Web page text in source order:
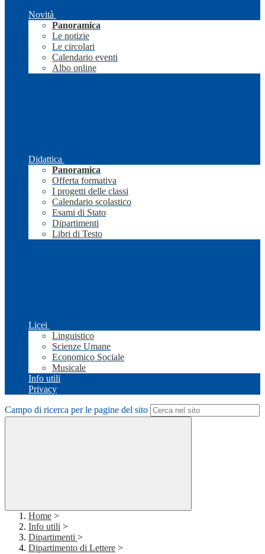
Novità
Panoramica
Le notizie
Le circolari
Calendario eventi
Albo online
Didattica
Panoramica
Offerta formativa
I progetti delle classi
Calendario scolastico
Esami di Stato
Dipartimenti
Libri di Testo
Licei
Linguistico
Scienze Umane
Economico Sociale
Musicale
Info utili
Privacy
Campo di ricerca per le pagine del sito
Home >
Info utili >
Dipartimenti >
Dipartimento di Lettere >